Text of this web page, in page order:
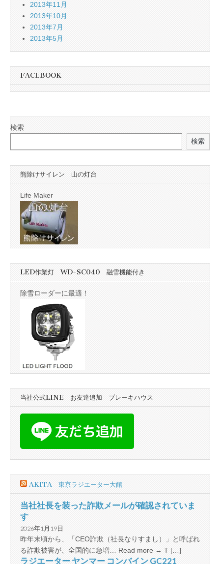
2013年11月
2013年10月
2013年7月
2013年5月
FACEBOOK
検索
検索
熊除けサイレン 山の灯台
Life Maker
LED作業灯 WD-SC040 融雪機能付き
除雪ローダーに最適！
当社公式LINE お友達追加 ブレーキハウス
AKITA 東京ラジエーター大館
当社社長を装った詐欺メールが確認されていま
す
2026年1月19日
昨年末頃から、「CEO詐欺（社長なりすまし）」と呼ばれ
る詐欺被害が、全国的に急増… Read more → T […]
ラジエーター ヤンマー コンバイン GC221